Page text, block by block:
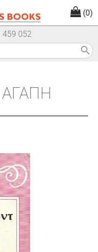
(0)
459 052
search